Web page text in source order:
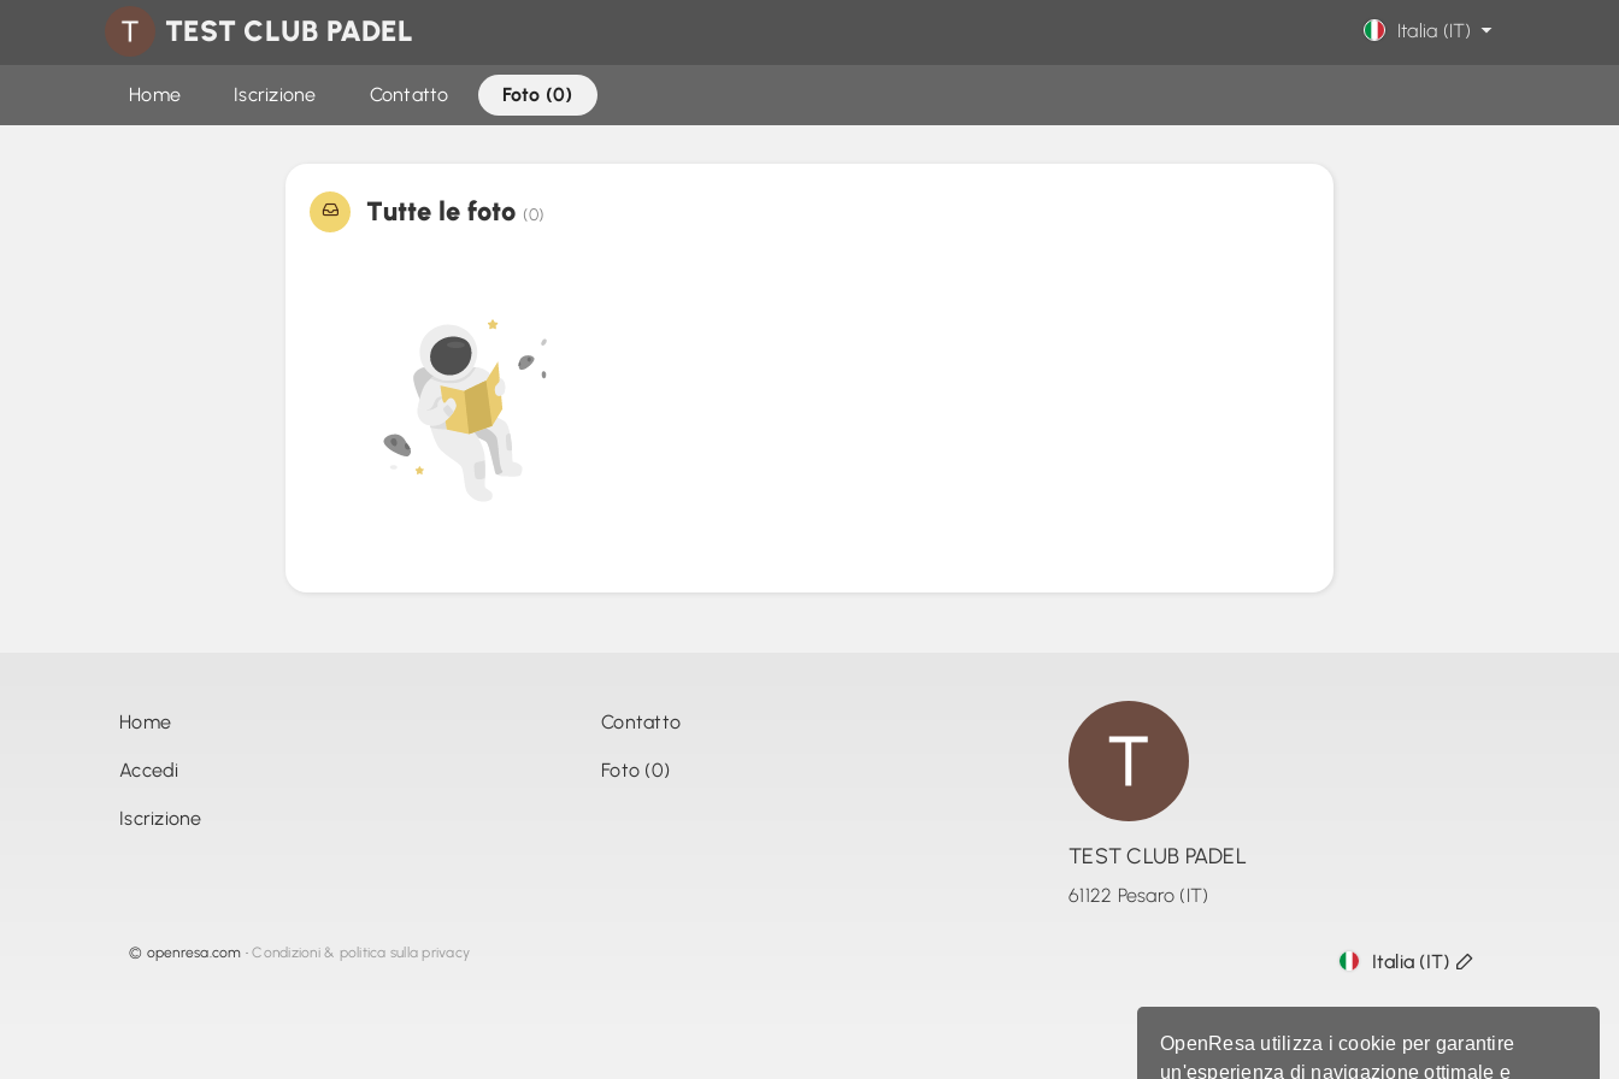
OpenResa utilizza i cookie per garantire
un'esperienza di navigazione ottimale e
TEST CLUB PADEL Italia (IT)
Home Iscrizione Contatto Foto (0)
Tutte le foto (0)
Home
Accedi
Iscrizione
Contatto
Foto (0)
TEST CLUB PADEL
61122 Pesaro (IT)
© openresa.com •Condizioni & politica sulla privacy Italia (IT)